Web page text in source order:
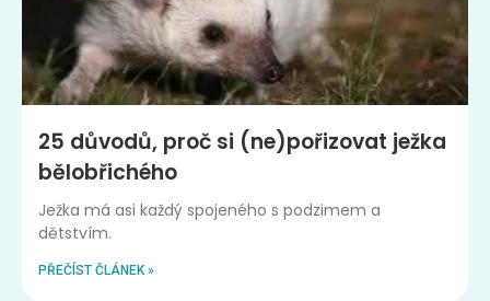
25 důvodů, proč si (ne)pořizovat ježka
bělobřichého
Ježka má asi každý spojeného s podzimem a
dětstvím.
PŘEČÍST ČLÁNEK »